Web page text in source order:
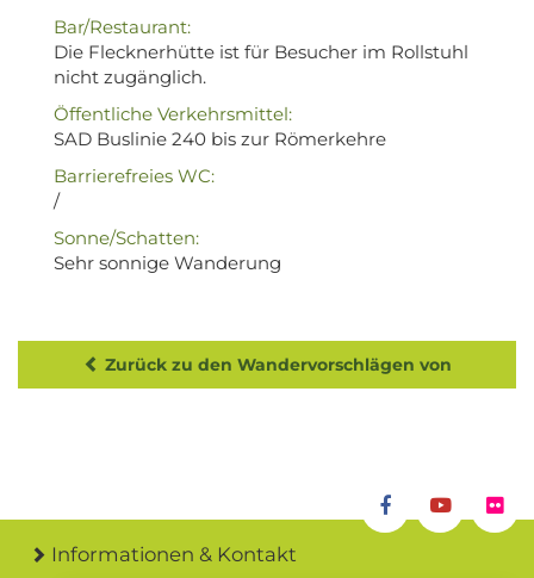
Bar/Restaurant:
Die Flecknerhütte ist für Besucher im Rollstuhl
nicht zugänglich.
Öffentliche Verkehrsmittel:
SAD Buslinie 240 bis zur Römerkehre
Barrierefreies WC:
/
Sonne/Schatten:
Sehr sonnige Wanderung
Zurück zu den Wandervorschlägen von
Informationen & Kontakt